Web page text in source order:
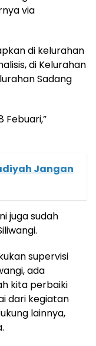
via
di kelurahan
di Kelurahan
Sadang
Febuari,”
Jangan
juga sudah
supervisi
ada
kita perbaiki
dari kegiatan
lainnya,